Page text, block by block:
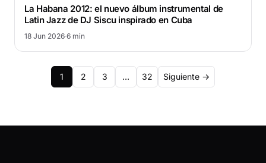
La Habana 2012: el nuevo álbum instrumental de
Latin Jazz de DJ Siscu inspirado en Cuba
18 Jun 2026·6 min
Paginación
1 2 3 … 32 Siguiente →